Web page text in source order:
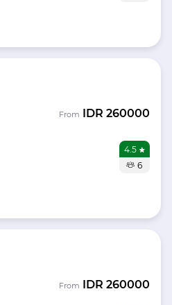
From IDR 260000
4.5
6
From IDR 260000